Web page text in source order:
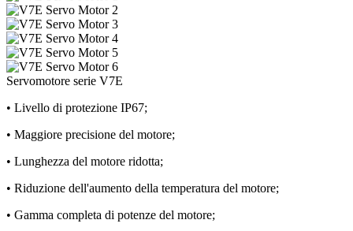
Servomotore serie V7E
• Livello di protezione IP67;
• Maggiore precisione del motore;
• Lunghezza del motore ridotta;
• Riduzione dell'aumento della temperatura del motore;
• Gamma completa di potenze del motore;